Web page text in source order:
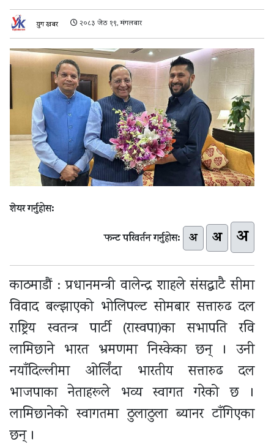
युग खबर २०८३ जेठ १९, मंगलबार
शेयर गर्नुहोस:
फन्ट परिवर्तन गर्नुहोस: अ अ अ
काठमाडौं : प्रधानमन्त्री वालेन्द्र शाहले संसद्बाटै सीमा
विवाद बल्झाएको भोलिपल्ट सोमबार सत्तारुढ दल
राष्ट्रिय स्वतन्त्र पार्टी (रास्वपा)का सभापति रवि
लामिछाने भारत भ्रमणमा निस्केका छन् । उनी
नयाँदिल्लीमा ओर्लिंदा भारतीय सत्तारुढ दल
भाजपाका नेताहरूले भव्य स्वागत गरेको छ ।
लामिछानेको स्वागतमा ठुलाठुला ब्यानर टाँगिएका
छन् ।